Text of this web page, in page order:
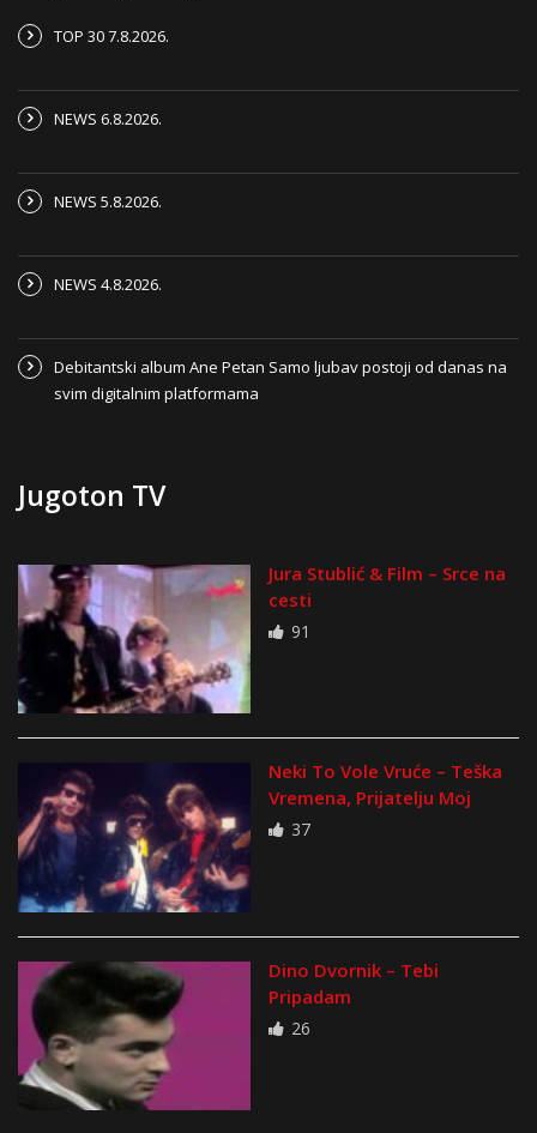
TOP 30 7.8.2026.
NEWS 6.8.2026.
NEWS 5.8.2026.
NEWS 4.8.2026.
Debitantski album Ane Petan Samo ljubav postoji od danas na
svim digitalnim platformama
Jugoton TV
Jura Stublić & Film – Srce na
cesti
91
Neki To Vole Vruće – Teška
Vremena, Prijatelju Moj
37
Dino Dvornik – Tebi
Pripadam
26